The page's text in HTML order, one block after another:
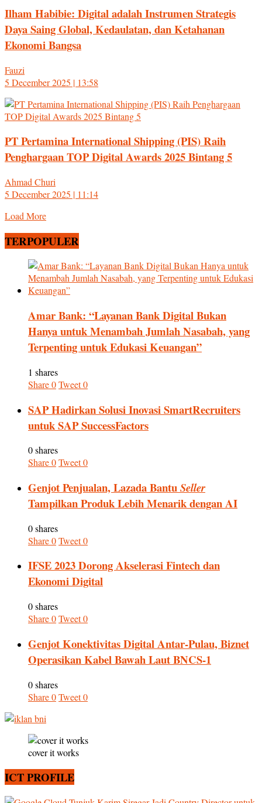
Ilham Habibie: Digital adalah Instrumen Strategis
Daya Saing Global, Kedaulatan, dan Ketahanan
Ekonomi Bangsa
Fauzi
5 December 2025 | 13:58
PT Pertamina International Shipping (PIS) Raih
Penghargaan TOP Digital Awards 2025 Bintang 5
Ahmad Churi
5 December 2025 | 11:14
Load More
TERPOPULER
Amar Bank: “Layanan Bank Digital Bukan
Hanya untuk Menambah Jumlah Nasabah, yang
Terpenting untuk Edukasi Keuangan”
1 shares
Share0Tweet0
SAP Hadirkan Solusi Inovasi SmartRecruiters
untuk SAP SuccessFactors
0 shares
Share0Tweet0
Genjot Penjualan, Lazada BantuSeller
Tampilkan Produk Lebih Menarik dengan AI
0 shares
Share0Tweet0
IFSE 2023 Dorong Akselerasi Fintech dan
Ekonomi Digital
0 shares
Share0Tweet0
Genjot Konektivitas Digital Antar-Pulau, Biznet
Operasikan Kabel Bawah Laut BNCS-1
0 shares
Share0Tweet0
cover it works
ICT PROFILE